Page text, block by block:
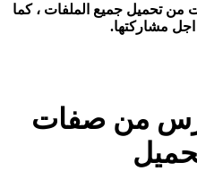
من تحميل جميع الملفات ، كما
مشاركتها.
من صفات